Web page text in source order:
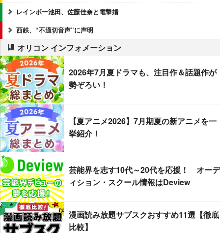
レインボー池田、佐藤佳奈と電撃婚
西鉄、“不適切音声”に声明
オリコン インフォメーション
2026年7月夏ドラマも、注目作＆話題作が
勢ぞろい！
【夏アニメ2026】7月期夏の新アニメを一
挙紹介！
芸能界を志す10代～20代を応援！ オーデ
ィション・スクール情報はDeview
漫画読み放題サブスクおすすめ11選【徹底
比較】